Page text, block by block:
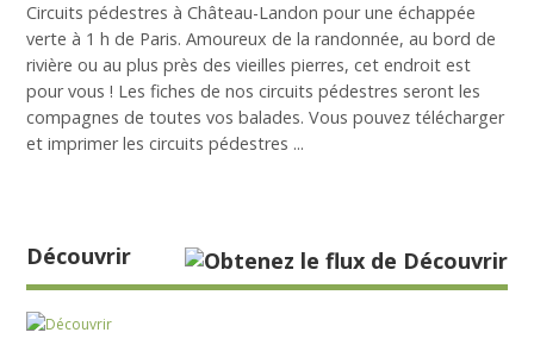
Circuits pédestres à Château-Landon pour une échappée
verte à 1 h de Paris. Amoureux de la randonnée, au bord de
rivière ou au plus près des vieilles pierres, cet endroit est
pour vous ! Les fiches de nos circuits pédestres seront les
compagnes de toutes vos balades. Vous pouvez télécharger
et imprimer les circuits pédestres ...
Découvrir